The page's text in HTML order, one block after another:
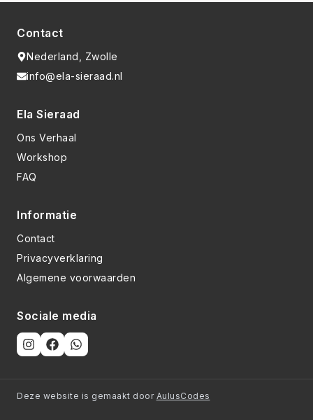
Contact
Nederland, Zwolle
info@ela-sieraad.nl
Ela Sieraad
Ons Verhaal
Workshop
FAQ
Informatie
Contact
Privacyverklaring
Algemene voorwaarden
Sociale media
Deze website is gemaakt door AulusCodes